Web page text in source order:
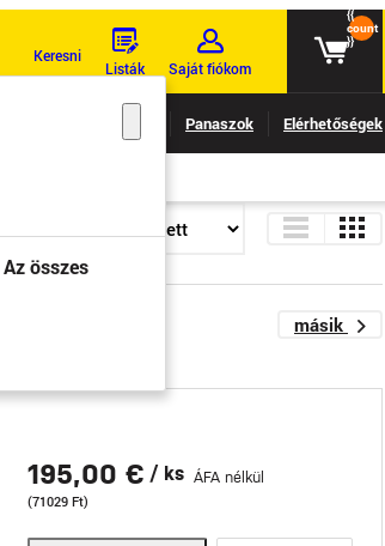
Az összes
Keresni
Listák Saját fiókom
{{
count
}}
Panaszok Elérhetőségek
másik
195,00 € / ks ÁFA nélkül
(71029 Ft)